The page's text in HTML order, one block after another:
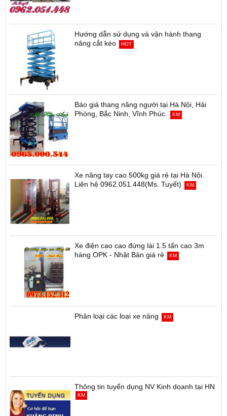
Hướng dẫn sử dụng và vận hành thang
nâng cắt kéo
HOT
Báo giá thang nâng người tại Hà Nội, Hải
Phòng, Bắc Ninh, Vĩnh Phúc.
KM
Xe nâng tay cao 500kg giá rẻ tại Hà Nội.
Liên hệ 0962.051.448(Ms. Tuyết)
KM
Xe điện cao cao đứng lái 1.5 tấn cao 3m
hàng OPK - Nhật Bản giá rẻ
KM
Phân loại các loại xe nâng KM
Thông tin tuyển dụng NV Kinh doanh tại HN
KM